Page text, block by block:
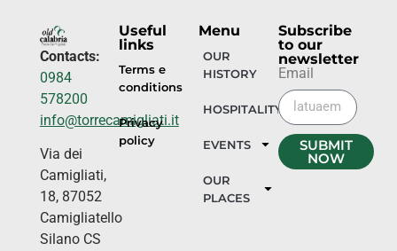
Contacts:
0984
578200
info@torrecamigliati.it
Via dei
Camigliati,
18, 87052
Camigliatello
Silano CS
Useful
links
Terms e
conditions
Privacy
policy
Menu
OUR
HISTORY
HOSPITALITY
EVENTS
OUR
PLACES
Subscribe
to our
newsletter
Email
SUBMIT
NOW